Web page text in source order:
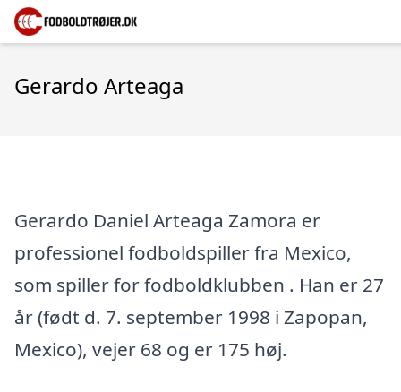
Gerardo Arteaga
Gerardo Daniel Arteaga Zamora er
professionel fodboldspiller fra Mexico,
som spiller for fodboldklubben . Han er 27
år (født d. 7. september 1998 i Zapopan,
Mexico), vejer 68 og er 175 høj.